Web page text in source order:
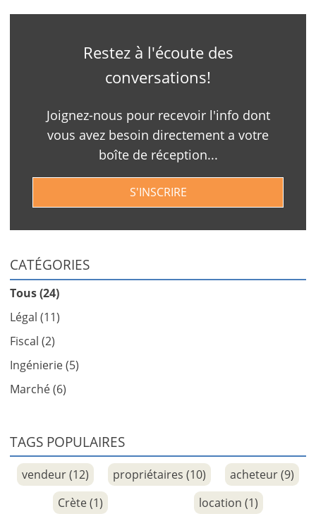
Restez à l'écoute des
conversations!
Joignez-nous pour recevoir l'info dont
vous avez besoin directement a votre
boîte de réception...
S'INSCRIRE
CATÉGORIES
Tous (24)
Légal (11)
Fiscal (2)
Ingénierie (5)
Marché (6)
TAGS POPULAIRES
vendeur (12) propriétaires (10)
acheteur (9)
Crète (1)
location (1)